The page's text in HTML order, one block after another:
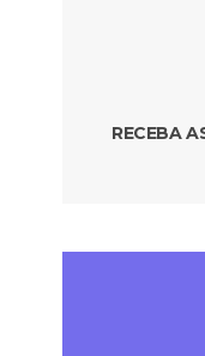
RECEBA